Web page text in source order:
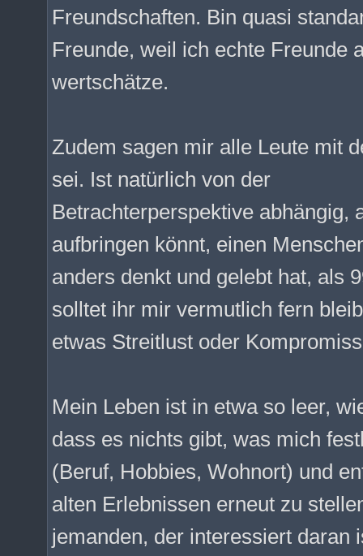
Freundschaften. Bin quasi
Freunde, weil ich echte Freunde
wertschätze.
Zudem sagen mir alle Leute mit
sei. Ist natürlich von der
Betrachterperspektive abhängig,
aufbringen könnt, einen
anders denkt und gelebt hat, als
solltet ihr mir vermutlich fern
etwas Streitlust oder
Mein Leben ist in etwa so leer,
dass es nichts gibt, was mich
(Beruf, Hobbies, Wohnort) und
alten Erlebnissen erneut zu
jemanden, der interessiert daran